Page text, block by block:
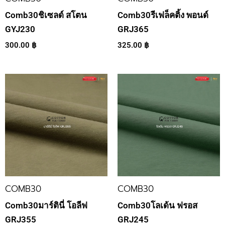
Comb30ชิเซลด์ สโตน
GYJ230
300.00 ฿
Comb30รีเฟล็คติ้ง พอนด์
GRJ365
325.00 ฿
COMB30
Comb30มาร์ตินี่ โอลีฟ
GRJ355
COMB30
Comb30โลเด้น ฟรอส
GRJ245